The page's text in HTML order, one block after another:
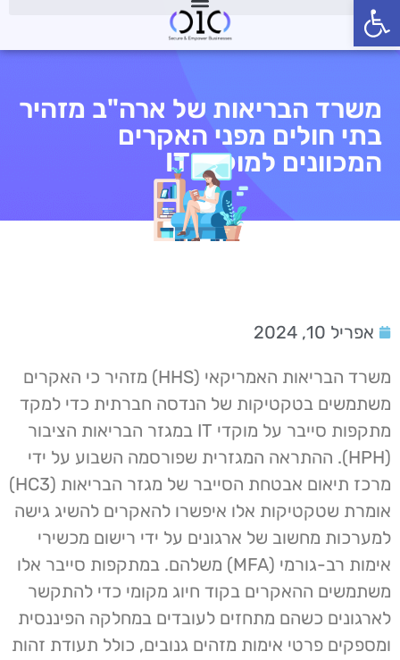
פתח סרגל נגישות
משרד הבריאות של ארה"ב מזהיר
בתי חולים מפני האקרים
המכוונים למוקדי IT
אפריל 10, 2024
משרד הבריאות האמריקאי (HHS) מזהיר כי האקרים
משתמשים בטקטיקות של הנדסה חברתית כדי למקד
מתקפות סייבר על מוקדי IT במגזר הבריאות הציבור
(HPH). ההתראה המגזרית שפורסמה השבוע על ידי
מרכז תיאום אבטחת הסייבר של מגזר הבריאות (HC3)
אומרת שטקטיקות אלו איפשרו להאקרים להשיג גישה
למערכות מחשוב של ארגונים על ידי רישום מכשירי
אימות רב-גורמי (MFA) משלהם. במתקפות סייבר אלו
משתמשים ההאקרים בקוד חיוג מקומי כדי להתקשר
לארגונים כשהם מתחזים לעובדים במחלקה הפיננסית
ומספקים פרטי אימות מזהים גנובים, כולל תעודת זהות